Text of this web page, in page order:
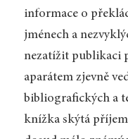
informace o
jménech a
nezatížit publikaci
aparátem zjevně
bibliografických a
knížka skýtá